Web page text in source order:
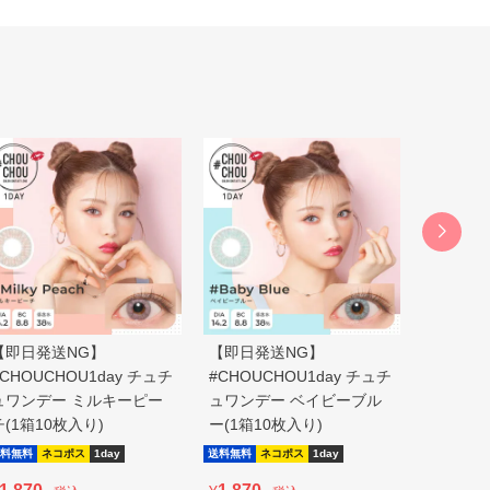
即日発送NG】
チュチ
ワンデー ミルキーピー
(1箱10枚入り)
無料 ネコポス 1day
【即日発送NG】
#CHOUCHOU1day チュチ
ュワンデー ベイビーブル
ー(1箱10枚入り)
送料無料 ネコポス 1day